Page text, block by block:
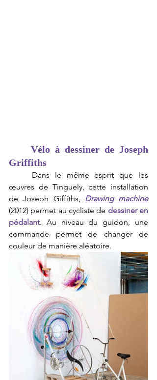
Vélo à dessiner de Joseph
Griffiths
œuvres de Tinguely, cette installation
de Joseph Giffiths, Drawing machine
(2012) permet au cycliste de dessiner en
pédalant. Au niveau du guidon, une
commande permet de changer de
couleur de manière aléatoire.